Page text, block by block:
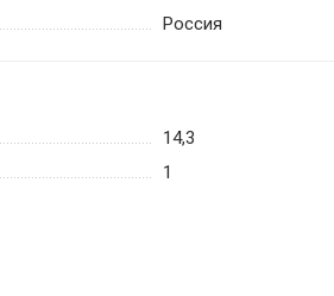
Россия
14,3
1